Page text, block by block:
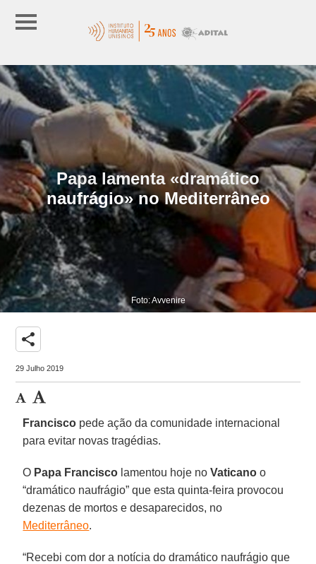
Papa lamenta «dramático
naufrágio» no Mediterrâneo
Foto: Avvenire
share
29 Julho 2019
Francisco pede ação da comunidade internacional
para evitar novas tragédias.
O Papa Francisco lamentou hoje noVaticano o
“dramático naufrágio” que esta quinta-feira provocou
dezenas de mortos e desaparecidos, no
Mediterrâneo.
“Recebi com dor a notícia do dramático naufrágio que